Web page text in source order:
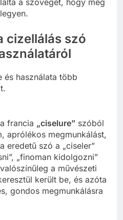
a szövegét, hogy még
cizellálás szó
és használata több
francia „ciselure” szóból
aprólékos megmunkálást,
eredetű szó a „ciseler”
„finoman kidolgozni”
a művészeti
került be, és azóta
gondos megmunkálásra